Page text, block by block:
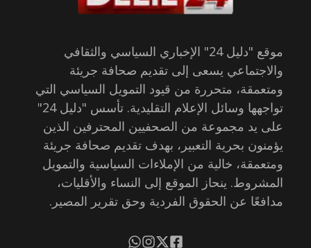
موقع "دليل 24" الإخباري السياسي والثقافي
والاجتماعي يسعى إلى تقديم صحافة جريئة
ومتعمقة، متحررة من قيود التمويل السياسي التي
تواجهها وسائل الإعلام التقليدية. تأسس "دليل 24"
على يد مجموعة من الصحفيين المحترفين الذين
يؤمنون بحرية التعبير، بهدف تقديم صحافة جريئة
ومتعمقة، خالية من الإملاءات السياسية والتمويل
المشروط. ينحاز الموقع إلى النساء والأقليات،
مدافعًا عن الحقوق الفردية وحق تقرير المصير.